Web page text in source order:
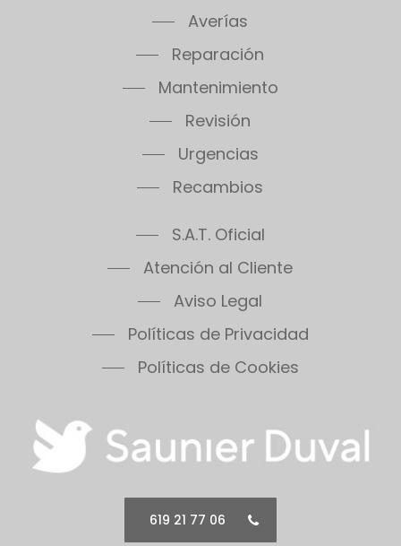
Averías
Reparación
Mantenimiento
Revisión
Urgencias
Recambios
S.A.T. Oficial
Atención al Cliente
Aviso Legal
Políticas de Privacidad
Políticas de Cookies
619 21 77 06